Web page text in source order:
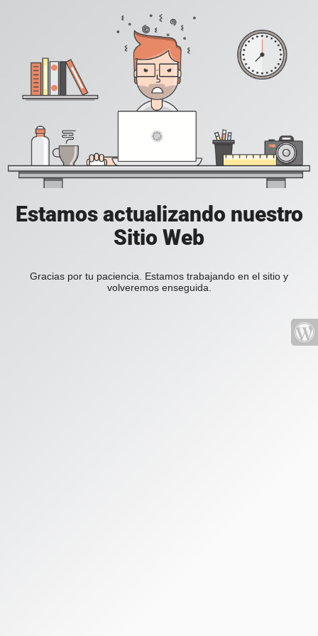
Estamos actualizando nuestro
Sitio Web
Gracias por tu paciencia. Estamos trabajando en el sitio y
volveremos enseguida.